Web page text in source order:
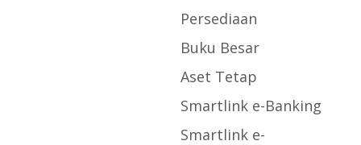
Persediaan
Buku Besar
Aset Tetap
Smartlink e-Banking
Smartlink e-